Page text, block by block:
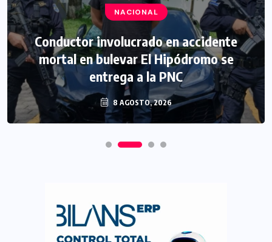
NACIONAL
Conductor involucrado en accidente
mortal en bulevar El Hipódromo se
entrega a la PNC
8 AGOSTO, 2026